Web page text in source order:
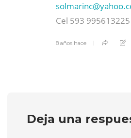
solmarinc@
Cel 593 995613225
8 años hace
Deja una